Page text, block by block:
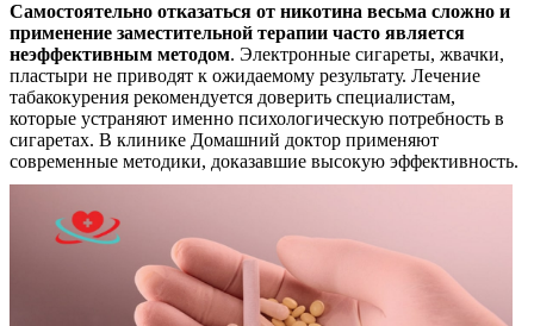
Самостоятельно отказаться от никотина весьма сложно и
применение заместительной терапии часто является
неэффективным методом. Электронные сигареты, жвачки,
пластыри не приводят к ожидаемому результату. Лечение
табакокурения рекомендуется доверить специалистам,
которые устраняют именно психологическую потребность в
сигаретах. В клинике Домашний доктор применяют
современные методики, доказавшие высокую эффективность.